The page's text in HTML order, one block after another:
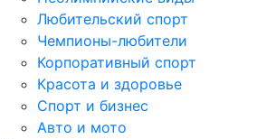
Любительский спорт
Чемпионы-любители
Корпоративный спорт
Красота и здоровье
Спорт и бизнес
Авто и мото